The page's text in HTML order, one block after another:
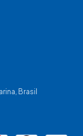
Brasil